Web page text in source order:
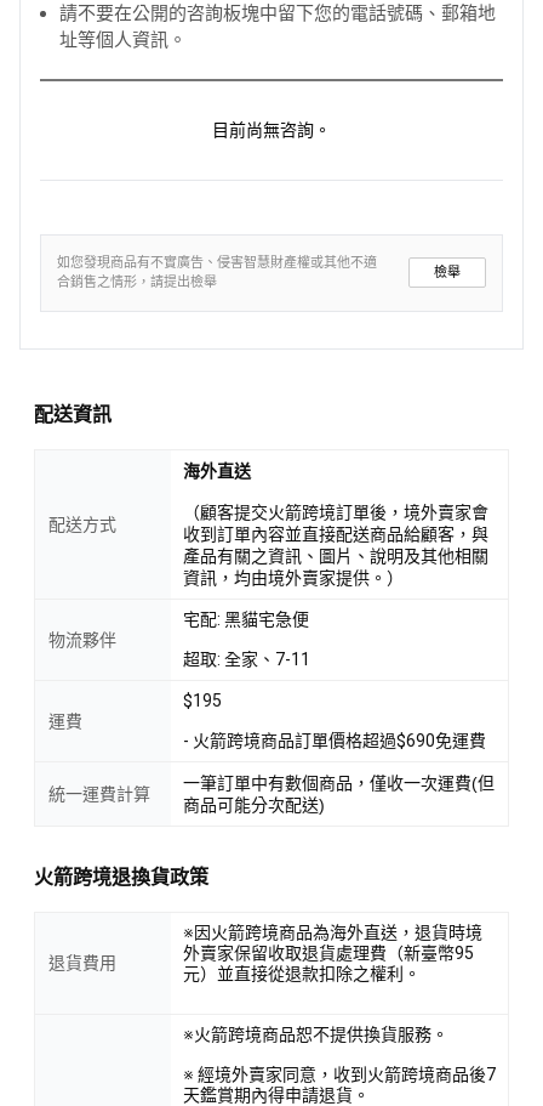
請不要在公開的咨詢板塊中留下您的電話號碼、郵箱地
址等個人資訊。
目前尚無咨詢。
如您發現商品有不實廣告、侵害智慧財產權或其他不適
合銷售之情形，請提出檢舉
檢舉
配送資訊
配送方式
海外直送
（顧客提交火箭跨境訂單後，境外賣家會
收到訂單內容並直接配送商品給顧客，與
產品有關之資訊、圖片、說明及其他相關
資訊，均由境外賣家提供。）
物流夥伴
宅配: 黑貓宅急便
超取: 全家、7-11
運費
$195
- 火箭跨境商品訂單價格超過$690免運費
統一運費計算
一筆訂單中有數個商品，僅收一次運費(但
商品可能分次配送)
火箭跨境退換貨政策
退貨費用
※因火箭跨境商品為海外直送，退貨時境
外賣家保留收取退貨處理費（新臺幣95
元）並直接從退款扣除之權利。
※火箭跨境商品恕不提供換貨服務。
※ 經境外賣家同意，收到火箭跨境商品後7
天鑑賞期內得申請退貨。